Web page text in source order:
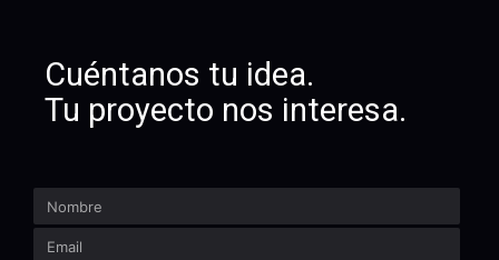
Cuéntanos tu idea.
Tu proyecto nos interesa.